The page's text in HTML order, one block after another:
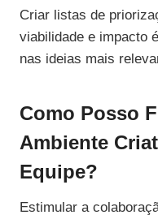
Criar listas de
viabilidade e impacto
nas ideias mais
Como Posso
Ambiente
Equipe?
Estimular a